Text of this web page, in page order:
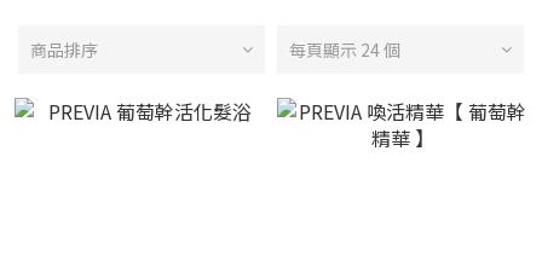
商品排序 每頁顯示 24 個